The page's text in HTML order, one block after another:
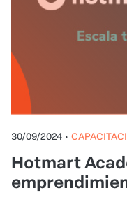
30/09/2024 •
Hotmart